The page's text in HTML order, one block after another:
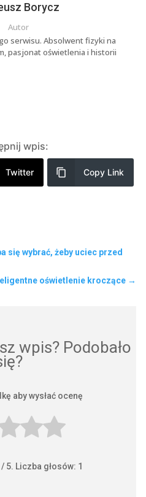
Borycz
Autor
serwisu. Absolwent fizyki na
pasjonat oświetlenia i historii
wpis:
Twitter Copy Link
się wybrać, żeby uciec przed
oświetlenie kroczące →
wpis? Podobało
aby wysłać ocenę
/ 5. Liczba głosów: 1